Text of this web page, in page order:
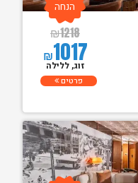
₪1218
₪1017
הנחה
זוג, ללילה
פרטים